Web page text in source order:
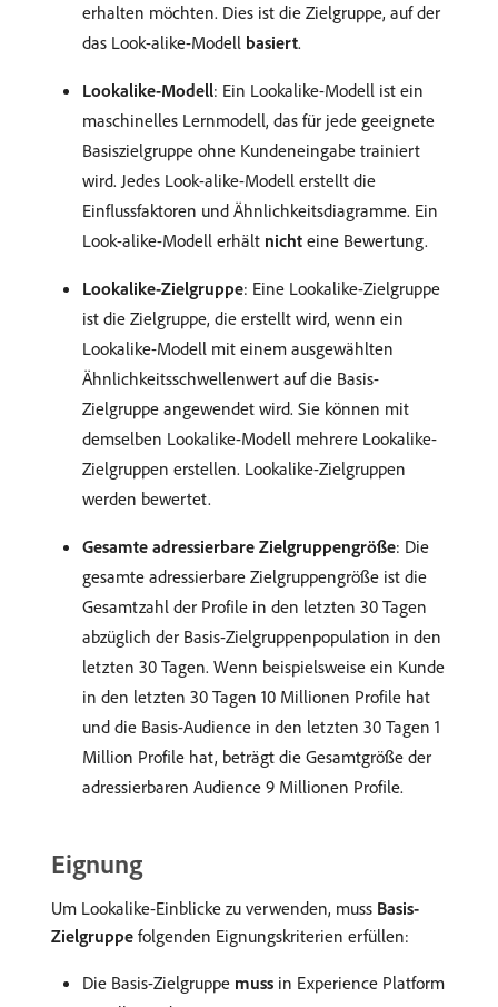
erhalten möchten. Dies ist die Zielgruppe, auf der
das Look-alike-Modell basiert.
Lookalike-Modell: Ein Lookalike-Modell ist ein
maschinelles Lernmodell, das für jede geeignete
Basiszielgruppe ohne Kundeneingabe trainiert
wird. Jedes Look-alike-Modell erstellt die
Einflussfaktoren und Ähnlichkeitsdiagramme. Ein
Look-alike-Modell erhält nicht eine Bewertung.
Lookalike-Zielgruppe: Eine Lookalike-Zielgruppe
ist die Zielgruppe, die erstellt wird, wenn ein
Lookalike-Modell mit einem ausgewählten
Ähnlichkeitsschwellenwert auf die Basis-
Zielgruppe angewendet wird. Sie können mit
demselben Lookalike-Modell mehrere Lookalike-
Zielgruppen erstellen. Lookalike-Zielgruppen
werden bewertet.
Gesamte adressierbare Zielgruppengröße: Die
gesamte adressierbare Zielgruppengröße ist die
Gesamtzahl der Profile in den letzten 30 Tagen
abzüglich der Basis-Zielgruppenpopulation in den
letzten 30 Tagen. Wenn beispielsweise ein Kunde
in den letzten 30 Tagen 10 Millionen Profile hat
und die Basis-Audience in den letzten 30 Tagen 1
Million Profile hat, beträgt die Gesamtgröße der
adressierbaren Audience 9 Millionen Profile.
Eignung
Um Lookalike-Einblicke zu verwenden, muss Basis-
Zielgruppe folgenden Eignungskriterien erfüllen:
Die Basis-Zielgruppe muss in Experience Platform